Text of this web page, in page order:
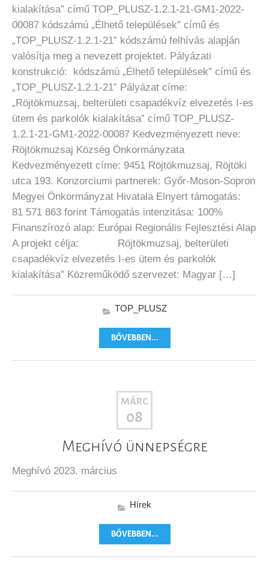
kialakítása” című TOP_PLUSZ-1.2.1-21-GM1-2022-
00087 kódszámú „Élhető települések” című és
„TOP_PLUSZ-1.2.1-21” kódszámú felhívás alapján
valósítja meg a nevezett projektet. Pályázati
konstrukció: kódszámú „Élhető települések” című és
„TOP_PLUSZ-1.2.1-21” Pályázat címe:
„Röjtökmuzsaj, belterületi csapadékvíz elvezetés I-es
ütem és parkolók kialakítása” című TOP_PLUSZ-
1.2.1-21-GM1-2022-00087 Kedvezményezett neve:
Röjtökmuzsaj Község Önkormányzata
Kedvezményezett címe: 9451 Röjtökmuzsaj, Röjtöki
utca 193. Konzorciumi partnerek: Győr-Moson-Sopron
Megyei Önkormányzat Hivatala Elnyert támogatás:
81 571 863 forint Támogatás intenzitása: 100%
Finanszírozó alap: Európai Regionális Fejlesztési Alap
A projekt célja: Röjtökmuzsaj, belterületi
csapadékvíz elvezetés I-es ütem és parkolók
kialakítása” Közreműködő szervezet: Magyar […]
TOP_PLUSZ
BŐVEBBEN...
MÁRC
08
Meghívó ünnepségre
Meghívó 2023. március
Hírek
BŐVEBBEN...